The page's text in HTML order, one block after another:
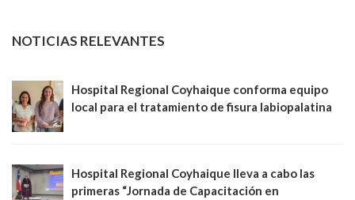
NOTICIAS RELEVANTES
Hospital Regional Coyhaique conforma equipo
local para el tratamiento de fisura labiopalatina
Hospital Regional Coyhaique lleva a cabo las
primeras “Jornada de Capacitación en